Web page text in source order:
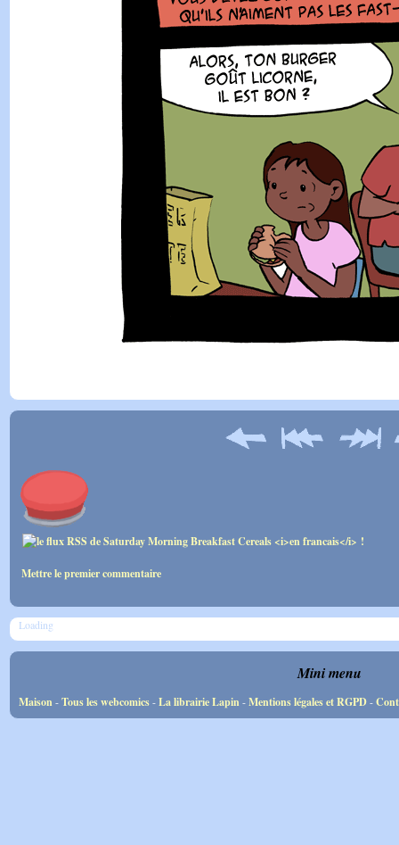
Mettre le premier commentaire
Loading
Mini menu
Maison-Tous les webcomics-La librairie Lapin-Mentions légales et RGPD-